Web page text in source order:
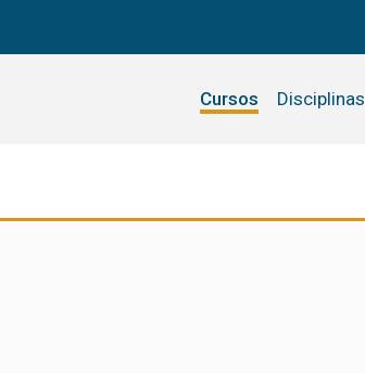
Cursos Disciplinas